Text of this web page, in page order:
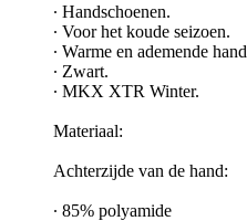
∙ Handschoenen.
∙ Voor het koude seizoen.
∙ Warme en ademende
∙ Zwart.
∙ MKX XTR Winter.
Materiaal:
Achterzijde van de hand:
∙ 85% polyamide